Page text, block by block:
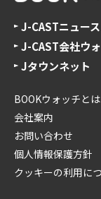
J-CASTニュース
J-CAST会社ウ
Jタウンネット
BOOKウォッチとは
会社案内
お問い合わせ
個人情報保護方針
クッキーの利用に